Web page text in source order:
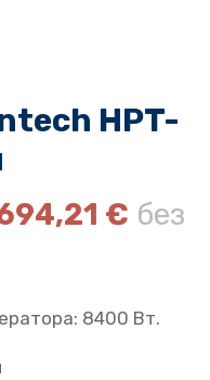
HPT-
€ без
8400 Вт.